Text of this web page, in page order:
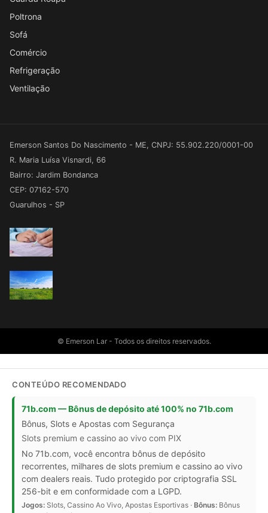
Poltrona
Sofá
Comércio
Refrigeração
Ventilação
Emerson Santos Do Nascimento - ME, CNPJ: 55.902.220/0001-00
R. Maria Luísa Visnardi, 66
Bairro: Jardim Bondanca
CEP: 07162-570
Guarulhos - SP
© Emerson Lar - Todos os direitos reservados.
CONTEÚDO RECOMENDADO
71b.com — Bônus de depósito até 100% no 71b.com
Bônus, Slots e Apostas com Segurança
Slots premium e cassino ao vivo com PIX
No 71b.com, você encontra bônus de depósito
recorrentes, milhares de slots premium e cassino ao vivo
com dealers reais. Tudo protegido por criptografia SSL
256-bit e em conformidade com a LGPD.
Jogos: Slots, Cassino Ao Vivo, Apostas Esportivas · Bônus: Bônus